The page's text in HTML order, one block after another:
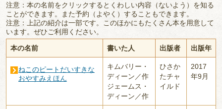
注意：本の名前をクリックするとくわしい内容（ないよう）を知る
ことができます。また予約（よやく）することもできます。
注意：上記の紹介は一部です。このほかにもたくさん本を用意して
います。ぜひご利用ください。
本の名前 書いた人 出版者 出版年
ねこのピートだいすきな
おやすみえほん
キムバリー・
ディーン／作
ジェームス・
ディーン／作
ひさか
たチャ
イルド
2017
年9月